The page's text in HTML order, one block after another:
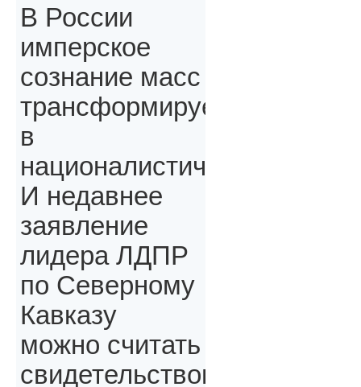
В России
имперское
сознание масс
трансформируется
в
националистическое.
И недавнее
заявление
лидера ЛДПР
по Северному
Кавказу
можно считать
свидетельством